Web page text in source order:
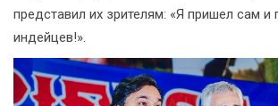
представил их зрителям: «Я пришел сам и
индейцев!».